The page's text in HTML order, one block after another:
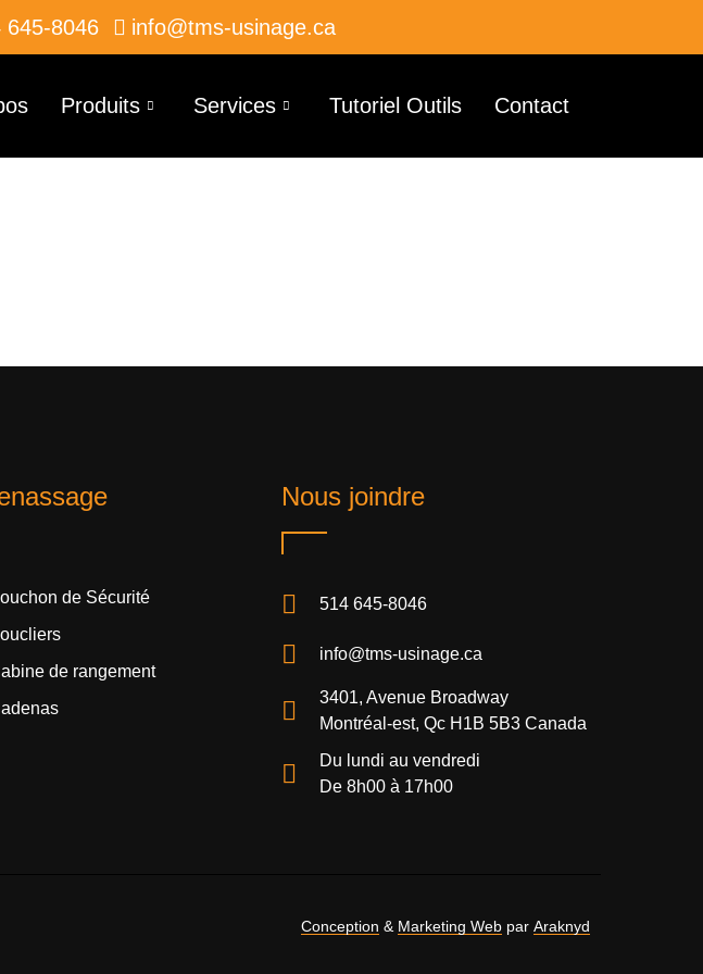
645-8046 info@tms-usinage.ca
Produits Services Tutoriel Outils Contact
de Sécurité
de rangement
Nous joindre
514 645-8046
info@tms-usinage.ca
3401, Avenue Broadway
Montréal-est, Qc H1B 5B3 Canada
Du lundi au vendredi
De 8h00 à 17h00
Conception & Marketing Web par Araknyd